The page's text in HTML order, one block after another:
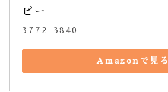
ピー
3772-3840
Amazonで見る